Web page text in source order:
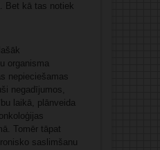
Bet kā tas notiek
organisma
nepieciešamas
negadījumos,
laikā, plānveida
Tomēr tāpat
saslimšanu